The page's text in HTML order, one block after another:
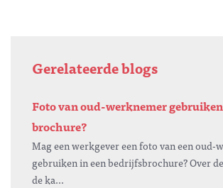
Gerelateerde blogs
Foto van oud-werknemer
brochure?
Mag een werkgever een foto van een oud-
gebruiken in een bedrijfsbrochure? Over
de ka...